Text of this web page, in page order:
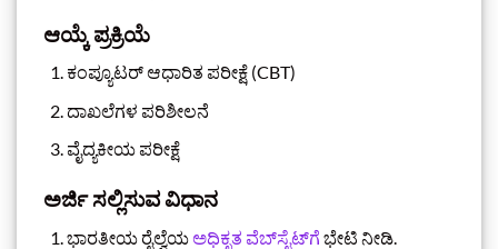
ಆಯ್ಕೆ ಪ್ರಕ್ರಿಯೆ
ಕಂಪ್ಯೂಟರ್ ಆಧಾರಿತ ಪರೀಕ್ಷೆ (CBT)
ದಾಖಲೆಗಳ ಪರಿಶೀಲನೆ
ವೈದ್ಯಕೀಯ ಪರೀಕ್ಷೆ
ಅರ್ಜಿ ಸಲ್ಲಿಸುವ ವಿಧಾನ
ಭಾರತೀಯ ರೈಲ್ವೆಯಅಧಿಕೃತ ವೆಬ್‌ಸೈಟ್‌ಗೆ ಭೇಟಿ ನೀಡಿ.